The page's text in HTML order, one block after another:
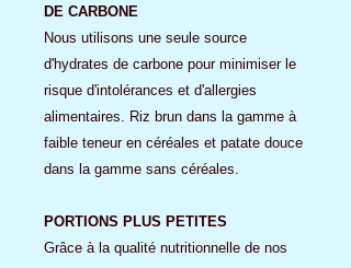
DE CARBONE
Nous utilisons une seule source
d'hydrates de carbone pour minimiser le
risque d'intolérances et d'allergies
alimentaires. Riz brun dans la gamme à
faible teneur en céréales et patate douce
dans la gamme sans céréales.
PORTIONS PLUS PETITES
Grâce à la qualité nutritionnelle de nos